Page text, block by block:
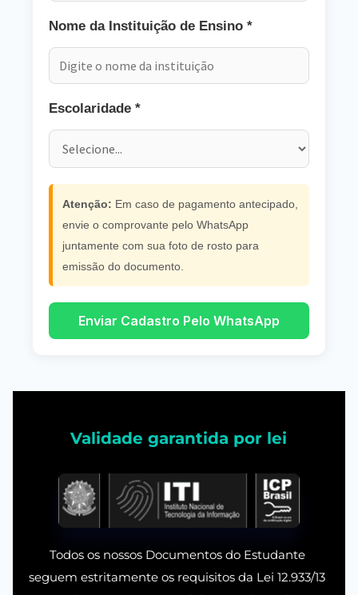
Nome da Instituição de Ensino *
Escolaridade *
Atenção: Em caso de pagamento antecipado,
envie o comprovante pelo WhatsApp
juntamente com sua foto de rosto para
emissão do documento.
Enviar Cadastro Pelo WhatsApp
Validade garantida por lei
Todos os nossos Documentos do Estudante
seguem estritamente os requisitos da Lei 12.933/13